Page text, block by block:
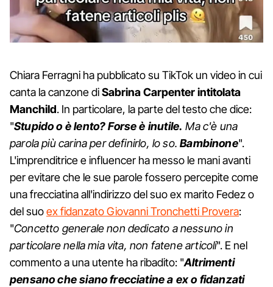
Chiara Ferragni ha pubblicato su TikTok un video in cui
canta la canzone diSabrina Carpenter intitolata
Manchild. In particolare, la parte del testo che dice:
"Stupido o è lento? Forse è inutile. Ma c'è una
parola più carina per definirlo, lo so.Bambinone".
L'imprenditrice e influencer ha messo le mani avanti
per evitare che le sue parole fossero percepite come
una frecciatina all'indirizzo del suo ex marito Fedez o
del suoex fidanzato Giovanni Tronchetti Provera:
"Concetto generale non dedicato a nessuno in
particolare nella mia vita, non fatene articoli". E nel
commento a una utente ha ribadito: "Altrimenti
pensano che siano frecciatine a ex o fidanzati